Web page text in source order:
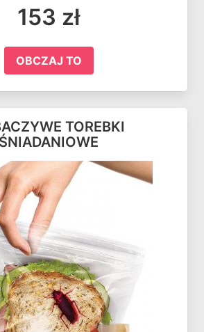
153 zł
OBCZAJ TO
TOREBKI
ŚNIADANIOWE